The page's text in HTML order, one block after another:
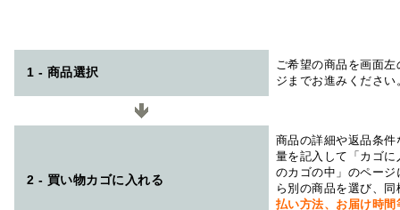
1 - 商品選択
ご希望の商品を画面
ジまでお進みください
2 - 買い物カゴに入れる
商品の詳細や返品条
量を記入して「カゴ
のカゴの中」のペー
ら別の商品を選び、
払い方法、お届け時